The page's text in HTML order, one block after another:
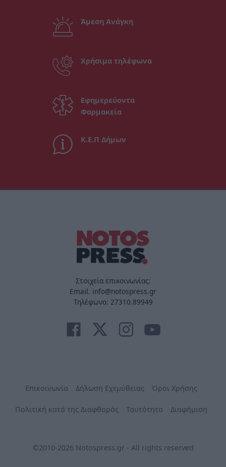
Άμεση Ανάγκη
Χρήσιμα τηλέφωνα
Εφημερεύοντα
Φαρμακεία
Κ.Ε.Π Δήμων
Στοιχεία επικοινωνίας:
Email. info@notospress.gr
Τηλέφωνο: 27310.89949
Επικοινωνία Δήλωση Εχεμύθειας Όροι Χρήσης
Πολιτική κατά της Διαφθοράς Ταυτότητα Διαφήμιση
©2010-2026 Notospress.gr - All rights reserved